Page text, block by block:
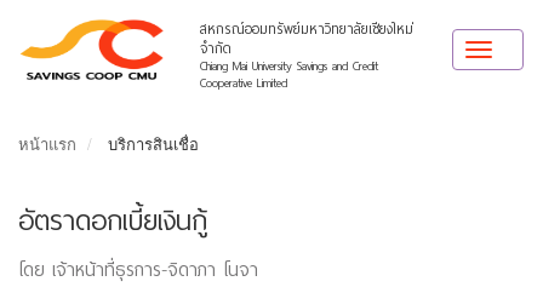
สหกรณ์ออมทรัพย์มหาวิทยาลัยเชียงใหม่
จำกัด
Chiang Mai University Savings and Credit
Cooperative Limited
Toggle
หน้าแรก บริการสินเชื่อ
อัตราดอกเบี้ยเงินกู้
โดย เจ้าหน้าที่ธุรการ-จิดาภา โนจา